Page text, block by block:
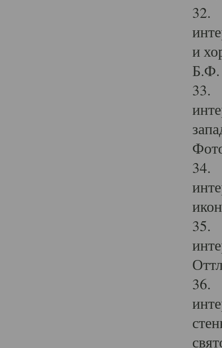
32.
и
Б.Ф.
33.
34.
35.
36.